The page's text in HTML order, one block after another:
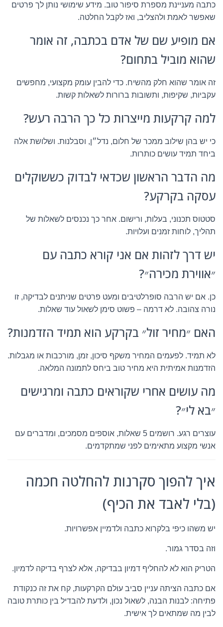
כתבה מעניינת מספרת סיפור טוב. מידע שימושי נותן לך פרטים
שאפשר לאמת ולהצליב, ואז לקבל החלטה.
אם מופיע שם של אדם בכתבה, זה אומר
שהוא מוביל בתחום?
זה אומר שהוא חלק מהשיח. כדי להבין עומק מקצועי, מחפשים
עקביות, שקיפות, ותשובות ברורות לשאלות קשות.
למה קרקעות מייצרות כל כך הרבה רעש?
כי יש בהן שילוב ממכר של חלום, נדל״ן, וסבלנות. ושלושת אלה
ביחד תמיד עושים כותרות.
מה הדבר הראשון שכדאי לבדוק כששוקלים
עסקה בקרקע?
סטטוס תכנוני, בעלות, ורישום. אחר כך נכנסים לשאלות של
תהליך, לוחות זמנים ועלויות.
יש דרך לזהות אם אני קורא כתבה עם
״אווירת מכירה״?
כן. אם יש הרבה סופרלטיבים ומעט פרטים שניתנים לבדיקה, זו
נורה צהובה. לא דרמה – פשוט סימן לשאול עוד שאלות.
האם ״מחיר זול״ בקרקע הוא תמיד הזדמנות?
לא תמיד. לפעמים המחיר משקף סיכון, זמן, מורכבות או מגבלות.
הזדמנות אמיתית היא מחיר טוב ביחס לתמונה המלאה.
מה עושים אחרי שקוראים כתבה ומרגישים
״בא לי״?
עוצרים רגע. רושמים 5 שאלות, אוספים מסמכים, ומדברים עם
אנשי מקצוע מתאימים לפני שמתקדמים.
איך להפוך סקרנות להחלטה חכמה
(בלי לאבד את הכיף)
יש משהו כיפי בלקרוא כתבה ולדמיין אפשרויות.
וזה בסדר גמור.
הטריק הוא לא להחליף דמיון בבדיקה, אלא לצרף בדיקה לדמיון.
אם כתבה הציתה עניין סביב עולם הקרקעות, קח את זה כנקודת
פתיחה: לבנות הבנה, לשאול נכון, ולדעת להבדיל בין כותרת טובה
לבין מה שמתאים לך אישית.